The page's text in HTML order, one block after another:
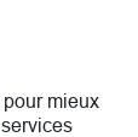
mieux